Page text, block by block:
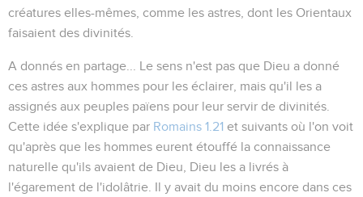
créatures elles-mêmes, comme les astres, dont les Orientaux
faisaient des divinités.
A donnés en partage...
Le sens n'est pas que Dieu a donné
ces astres aux hommes pour les éclairer, mais qu'il les a
assignés aux peuples païens pour leur servir de divinités.
Cette idée s'explique par Romains 1.21 et suivants où l'on voit
qu'après que les hommes eurent étouffé la connaissance
naturelle qu'ils avaient de Dieu, Dieu les a livrés à
l'égarement de l'idolâtrie. Il y avait du moins encore dans ces